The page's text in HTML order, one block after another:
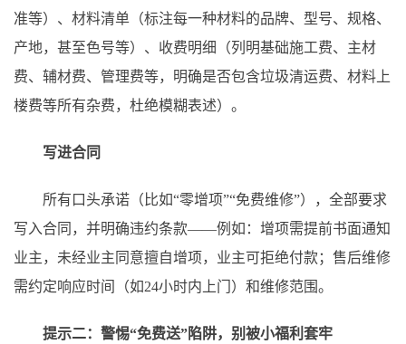
准等）、材料清单（标注每一种材料的品牌、型号、规格、
产地，甚至色号等）、收费明细（列明基础施工费、主材
费、辅材费、管理费等，明确是否包含垃圾清运费、材料上
楼费等所有杂费，杜绝模糊表述）。
写进合同
所有口头承诺（比如“零增项”“免费维修”），全部要求
写入合同，并明确违约条款——例如：增项需提前书面通知
业主，未经业主同意擅自增项，业主可拒绝付款；售后维修
需约定响应时间（如24小时内上门）和维修范围。
提示二：警惕“免费送”陷阱，别被小福利套牢